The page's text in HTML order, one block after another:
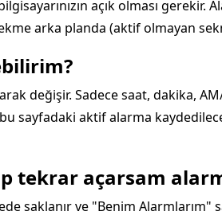
açık olması gerekir.
arka planda (aktif olmayan
değişir. Sadece saat, dakika,
sayfadaki aktif alarma
tekrar açarsam
saklanır ve "Benim Alarmlarım"